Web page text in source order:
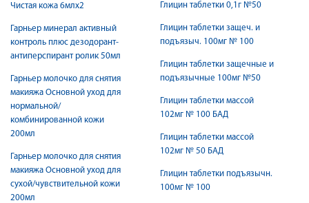
Чистая кожа 6млх2
Гарньер минерал активный
контроль плюс дезодорант-
антиперспирант ролик 50мл
Гарньер молочко для снятия
макияжа Основной уход для
нормальной/
комбинированной кожи
200мл
Гарньер молочко для снятия
макияжа Основной уход для
сухой/чувствительной кожи
200мл
Глицин таблетки 0,1г №50
Глицин таблетки защеч. и
подъязыч. 100мг № 100
Глицин таблетки защечные и
подъязычные 100мг №50
Глицин таблетки массой
102мг № 100 БАД
Глицин таблетки массой
102мг № 50 БАД
Глицин таблетки подъязычн.
100мг № 100